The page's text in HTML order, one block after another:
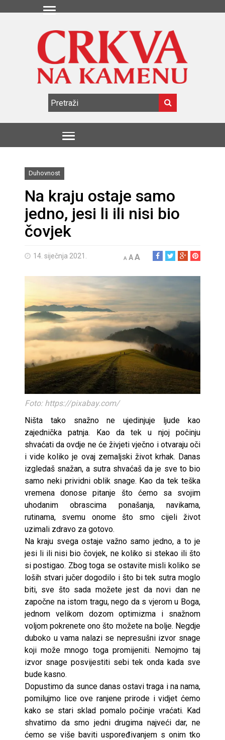
Duhovnost
Na kraju ostaje samo
jedno, jesi li ili nisi bio
čovjek
14. siječnja 2021. A AA
Foto: https://pixabay.com/
Ništa tako snažno ne ujedinjuje ljude kao
zajednička patnja. Kao da tek u njoj počinju
shvaćati da ovdje ne će živjeti vječno i otvaraju oči
i vide koliko je ovaj zemaljski život krhak. Danas
izgledaš snažan, a sutra shvaćaš da je sve to bio
samo neki prividni oblik snage. Kao da tek teška
vremena donose pitanje što ćemo sa svojim
uhodanim obrascima ponašanja, navikama,
rutinama, svemu onome što smo cijeli život
uzimali zdravo za gotovo.
Na kraju svega ostaje važno samo jedno, a to je
jesi li ili nisi bio čovjek, ne koliko si stekao ili što
si postigao. Zbog toga se ostavite misli koliko se
loših stvari jučer dogodilo i što bi tek sutra moglo
biti, sve što sada možete jest da novi dan ne
započne na istom tragu, nego da s vjerom u Boga,
jednom velikom dozom optimizma i snažnom
voljom pokrenete ono što možete na bolje. Negdje
duboko u vama nalazi se nepresušni izvor snage
koji može mnogo toga promijeniti. Nemojmo taj
izvor snage posvijestiti sebi tek onda kada sve
bude kasno.
Dopustimo da sunce danas ostavi traga i na nama,
pomilujmo lice ove ranjene prirode i vidjet ćemo
kako se stari sklad pomalo počinje vraćati. Kad
shvatimo da smo jedni drugima najveći dar, ne
ćemo se više baviti uspoređivanjem s onim tko